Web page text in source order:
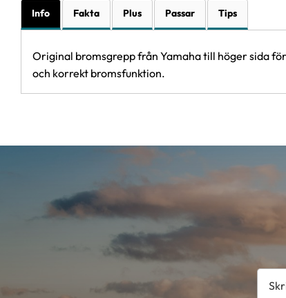
Info Fakta Plus Passar Tips
Original bromsgrepp från Yamaha till höger sida
och korrekt bromsfunktion.